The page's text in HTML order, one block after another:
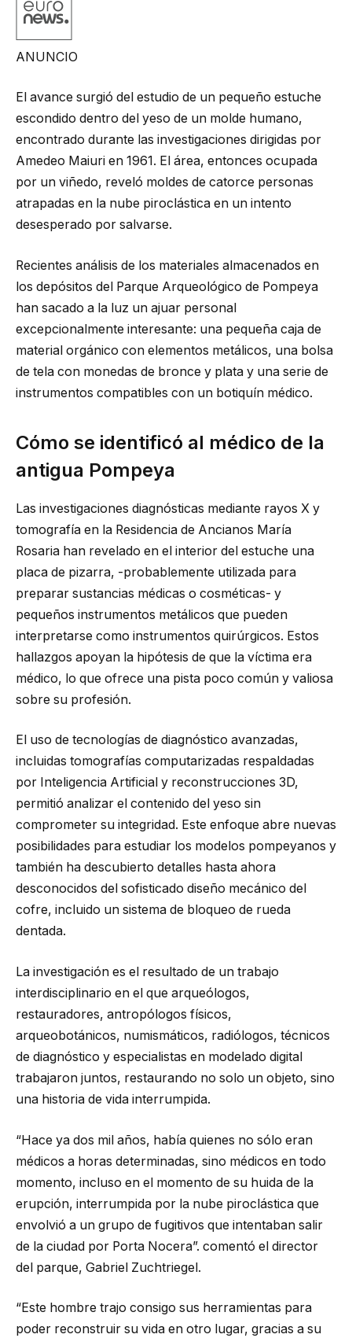
ANUNCIO
El avance surgió del estudio de un pequeño estuche
escondido dentro del yeso de un molde humano,
encontrado durante las investigaciones dirigidas por
Amedeo Maiuri en 1961. El área, entonces ocupada
por un viñedo, reveló moldes de catorce personas
atrapadas en la nube piroclástica en un intento
desesperado por salvarse.
Recientes análisis de los materiales almacenados en
los depósitos del Parque Arqueológico de Pompeya
han sacado a la luz un ajuar personal
excepcionalmente interesante: una pequeña caja de
material orgánico con elementos metálicos, una bolsa
de tela con monedas de bronce y plata y una serie de
instrumentos compatibles con un botiquín médico.
Cómo se identificó al médico de la
antigua Pompeya
Las investigaciones diagnósticas mediante rayos X y
tomografía en la Residencia de Ancianos María
Rosaria han revelado en el interior del estuche una
placa de pizarra, -probablemente utilizada para
preparar sustancias médicas o cosméticas- y
pequeños instrumentos metálicos que pueden
interpretarse como instrumentos quirúrgicos. Estos
hallazgos apoyan la hipótesis de que la víctima era
médico, lo que ofrece una pista poco común y valiosa
sobre su profesión.
El uso de tecnologías de diagnóstico avanzadas,
incluidas tomografías computarizadas respaldadas
por Inteligencia Artificial y reconstrucciones 3D,
permitió analizar el contenido del yeso sin
comprometer su integridad. Este enfoque abre nuevas
posibilidades para estudiar los modelos pompeyanos y
también ha descubierto detalles hasta ahora
desconocidos del sofisticado diseño mecánico del
cofre, incluido un sistema de bloqueo de rueda
dentada.
La investigación es el resultado de un trabajo
interdisciplinario en el que arqueólogos,
restauradores, antropólogos físicos,
arqueobotánicos, numismáticos, radiólogos, técnicos
de diagnóstico y especialistas en modelado digital
trabajaron juntos, restaurando no solo un objeto, sino
una historia de vida interrumpida.
“Hace ya dos mil años, había quienes no sólo eran
médicos a horas determinadas, sino médicos en todo
momento, incluso en el momento de su huida de la
erupción, interrumpida por la nube piroclástica que
envolvió a un grupo de fugitivos que intentaban salir
de la ciudad por Porta Nocera”. comentó el director
del parque, Gabriel Zuchtriegel.
“Este hombre trajo consigo sus herramientas para
poder reconstruir su vida en otro lugar, gracias a su